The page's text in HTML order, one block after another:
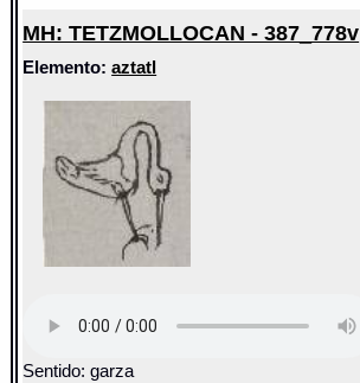
MH: TETZMOLLOCAN - 387_778v
Elemento:aztatl
Sentido: garza